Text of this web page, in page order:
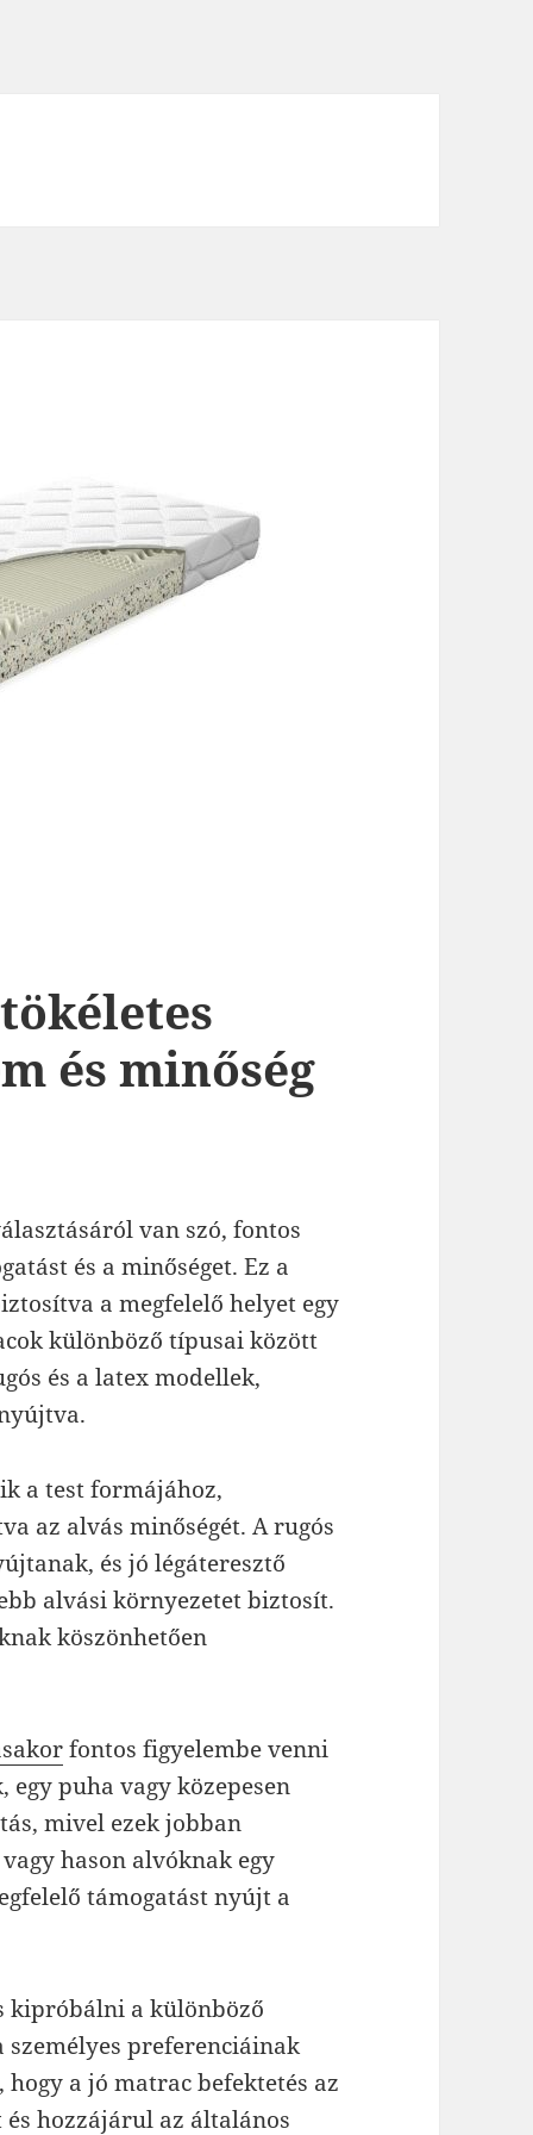
és minőség
van szó, fontos
és a minőséget. Ez a
a megfelelő helyet egy
különböző típusai között
és a latex modellek,
a test formájához,
az alvás minőségét. A rugós
és jó légáteresztő
alvási környezetet biztosít.
köszönhetően
fontos figyelembe venni
puha vagy közepesen
mivel ezek jobban
hason alvóknak egy
támogatást nyújt a
kipróbálni a különböző
preferenciáinak
a jó matrac befektetés az
és hozzájárul az általános